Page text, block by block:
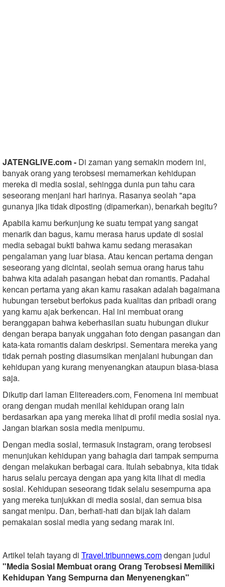
JATENGLIVE.com - Di zaman yang semakin modern ini,
banyak orang yang terobsesi memamerkan kehidupan
mereka di media sosial, sehingga dunia pun tahu cara
seseorang menjani hari harinya. Rasanya seolah "apa
gunanya jika tidak diposting (dipamerkan), benarkah begitu?
Apabila kamu berkunjung ke suatu tempat yang sangat
menarik dan bagus, kamu merasa harus update di sosial
media sebagai bukti bahwa kamu sedang merasakan
pengalaman yang luar biasa. Atau kencan pertama dengan
seseorang yang dicintai, seolah semua orang harus tahu
bahwa kita adalah pasangan hebat dan romantis. Padahal
kencan pertama yang akan kamu rasakan adalah bagaimana
hubungan tersebut berfokus pada kualitas dan pribadi orang
yang kamu ajak berkencan. Hal ini membuat orang
beranggapan bahwa keberhasilan suatu hubungan diukur
dengan berapa banyak unggahan foto dengan pasangan dan
kata-kata romantis dalam deskripsi. Sementara mereka yang
tidak pernah posting diasumsikan menjalani hubungan dan
kehidupan yang kurang menyenangkan ataupun biasa-biasa
saja.
Dikutip dari laman Elitereaders.com, Fenomena ini membuat
orang dengan mudah menilai kehidupan orang lain
berdasarkan apa yang mereka lihat di profil media sosial nya.
Jangan biarkan sosia media menipumu.
Dengan media sosial, termasuk instagram, orang terobsesi
menunjukan kehidupan yang bahagia dari tampak sempurna
dengan melakukan berbagai cara. Itulah sebabnya, kita tidak
harus selalu percaya dengan apa yang kita lihat di media
sosial. Kehidupan seseorang tidak selalu sesempurna apa
yang mereka tunjukkan di media sosial, dan semua bisa
sangat menipu. Dan, berhati-hati dan bijak lah dalam
pemakaian sosial media yang sedang marak ini.
Artikel telah tayang di Travel.tribunnews.comdengan judul
"Media Sosial Membuat orang Orang Terobsesi Memiliki
Kehidupan Yang Sempurna dan Menyenengkan"